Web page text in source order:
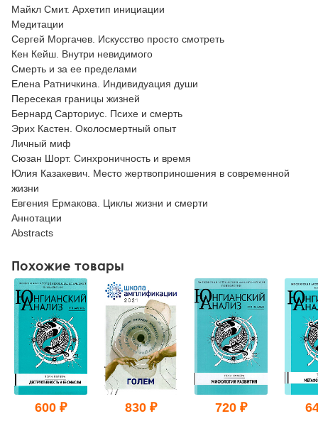
Майкл Смит. Архетип инициации
Медитации
Сергей Моргачев. Искусство просто смотреть
Кен Кейш. Внутри невидимого
Смерть и за ее пределами
Елена Ратничкина. Индивидуация души
Пересекая границы жизней
Бернард Сарториус. Психе и смерть
Эрих Кастен. Околосмертный опыт
Личный миф
Сюзан Шорт. Синхроничность и время
Юлия Казакевич. Место жертвоприношения в современной
жизни
Евгения Ермакова. Циклы жизни и смерти
Аннотации
Abstracts
Похожие товары
600 ₽ 830 ₽ 720 ₽